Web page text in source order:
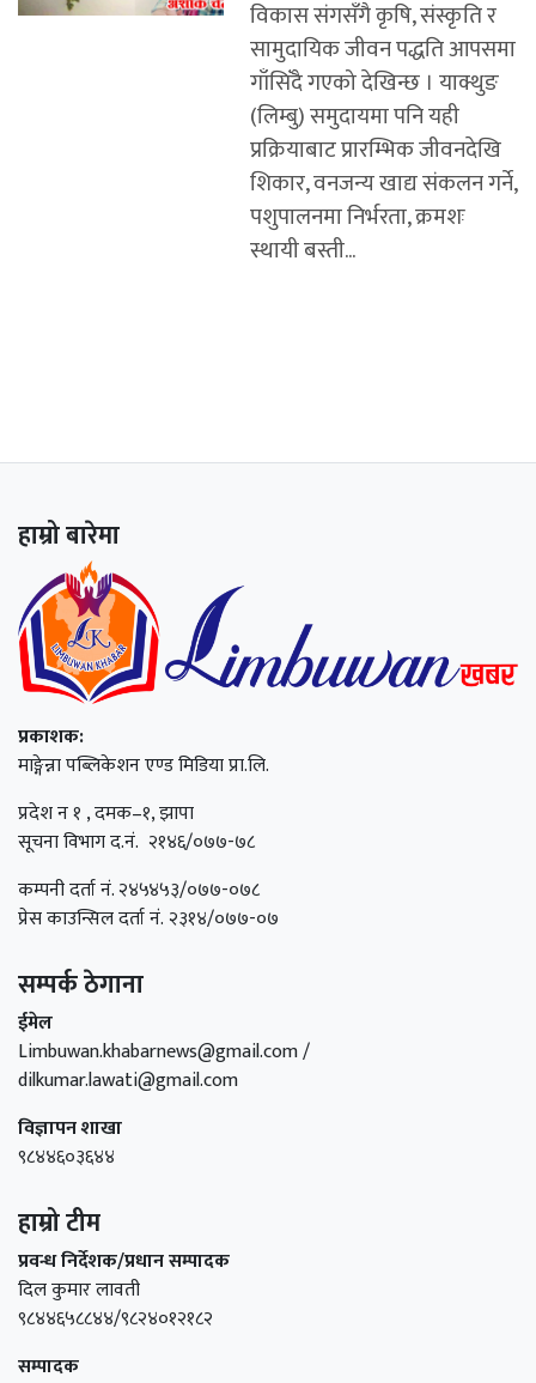
विकास संगसँगै कृषि, संस्कृति र
सामुदायिक जीवन पद्धति आपसमा
गाँसिँदै गएको देखिन्छ । याक्थुङ
(लिम्बु) समुदायमा पनि यही
प्रक्रियाबाट प्रारम्भिक जीवनदेखि
शिकार, वनजन्य खाद्य संकलन गर्ने,
पशुपालनमा निर्भरता, क्रमशः
स्थायी बस्ती...
हाम्रो बारेमा
प्रकाशक:
माङ्गेन्ना पब्लिकेशन एण्ड मिडिया प्रा.लि.
प्रदेश न १ , दमक–१, झापा
सूचना विभाग द.नं. २१४६/०७७-७८
कम्पनी दर्ता नं. २४५४५३/०७७-०७८
प्रेस काउन्सिल दर्ता नं. २३१४/०७७-०७
सम्पर्क ठेगाना
ईमेल
Limbuwan.khabarnews@gmail.com /
dilkumar.lawati@gmail.com
विज्ञापन शाखा
९८४४६०३६४४
हाम्रो टीम
प्रवन्ध निर्देशक/प्रधान सम्पादक
दिल कुमार लावती
९८४४६५८८४४/९८२४०१२१८२
सम्पादक